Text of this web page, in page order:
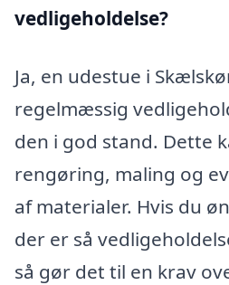
vedligeholdelse?
Ja, en udestue i
regelmæssig
den i god stand. Dette
rengøring, maling og
af materialer. Hvis du
der er så
så gør det til en krav